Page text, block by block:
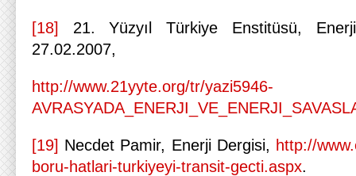
[18]
21. Yüzyıl Türkiye Enstitüsü,
27.02.2007,
http://www.21yyte.org/tr/yazi5946-
[19] Necdet Pamir, Enerji Dergisi, http://
boru-hatlari-turkiyeyi-transit-gecti.aspx.